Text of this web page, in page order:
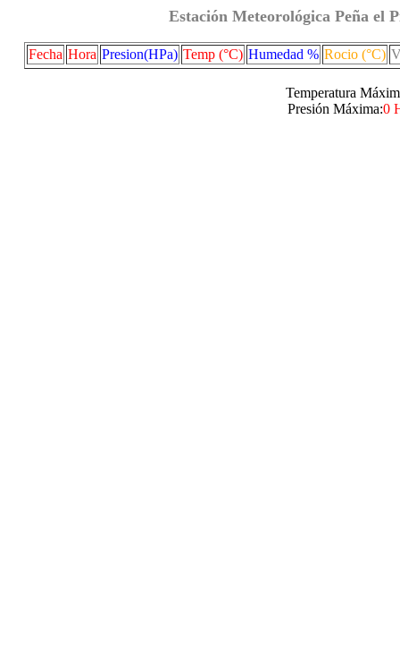
Estación Meteorológica Peña el
Fecha Hora Presion(HPa) Temp (°C) Humedad % Rocio (°C)
Temperatura
Presión Máxima:0